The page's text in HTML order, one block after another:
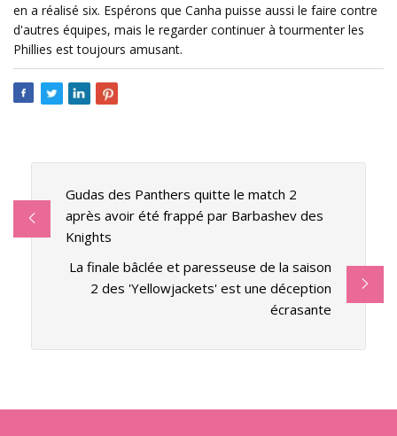
en a réalisé six. Espérons que Canha puisse aussi le faire contre
d'autres équipes, mais le regarder continuer à tourmenter les
Phillies est toujours amusant.
Gudas des Panthers quitte le match 2
après avoir été frappé par Barbashev des
Knights
La finale bâclée et paresseuse de la saison
2 des 'Yellowjackets' est une déception
écrasante